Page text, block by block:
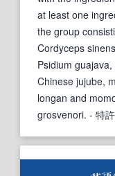
at least one
the group
Cordyceps
Psidium
Chinese jujube,
longan and
grosvenori. - 特